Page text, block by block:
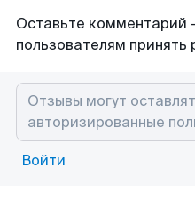
Оставьте комментарий
пользователям принять
Войти